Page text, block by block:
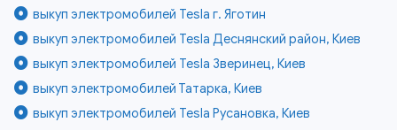
выкуп электромобилей Tesla г. Яготин
выкуп электромобилей Tesla Деснянский район, Киев
выкуп электромобилей Tesla Зверинец, Киев
выкуп электромобилей Татарка, Киев
выкуп электромобилей Tesla Русановка, Киев